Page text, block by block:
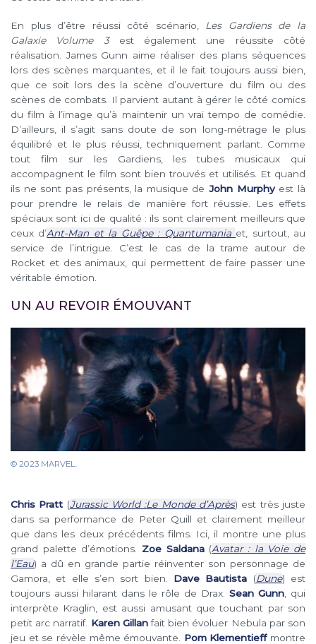
En plus d’être réussi côté scénario,
Les Gardiens de la
Galaxie Volume 3est également une réussite côté
réalisation. James Gunn aime réaliser des plans séquences
lors des scènes marquantes, et il le fait toujours aussi bien,
que ce soit lors des la scène d’ouverture du film ou des
scènes de combats. Il parvient autant à gérer le côté comics
du film à l’image qu’à maintenir un vrai tempo de comédie.
D’ailleurs, il s’agit sans doute de son long-métrage le plus
équilibré et le plus réussi, techniquement parlant. Comme
tout film sur les Gardiens, les tubes musicaux qui
accompagnent le film sont bien trouvés et utilisés. Et quand
ils ne sont pas présents, la musique deJohn Murphyest là
pour prendre le relais de manière fort réussie. Les effets
spéciaux sont ici de qualité : ils sont clairement meilleurs que
ceux d’Ant-Man et la Guêpe : Quantumania et, surtout, au
service de l’intrigue. C’est le cas de la trame autour de
Rocket et des animaux, qui permettent de faire passer une
véritable émotion.
UN AU REVOIR ÉMOUVANT
© 2023 MARVEL.
Chris Pratt (Jurassic World :Le Monde d’Après) est très juste
dans sa performance de Peter Quill et clairement meilleur
que dans les deux précédents films. Ici, il montre une plus
grand palette d’émotions. Zoe Saldana(Avatar : la Voie de
l’Eau) a dû en grande partie réinventer son personnage de
Gamora, et elle s’en sort bien. Dave Bautista (Dune) est
toujours aussi hilarant dans le rôle de Drax. Sean Gunn , qui
interprète Kraglin, est aussi amusant que touchant par son
petit arc narratif. Karen Gillanfait bien évoluer Nebula par son
jeu et se révèle même émouvante. Pom Klementieffmontre